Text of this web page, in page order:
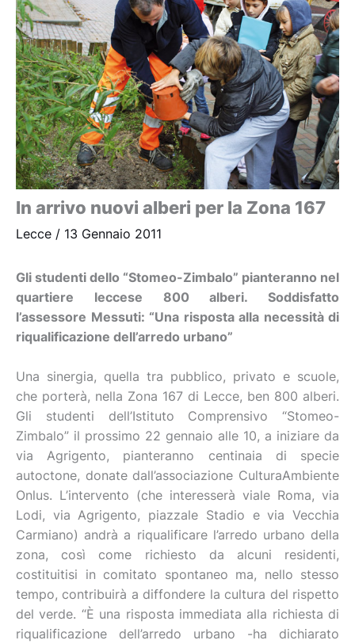
In arrivo nuovi alberi per la Zona 167
Lecce / 13 Gennaio 2011
Gli studenti dello “Stomeo-Zimbalo” pianteranno nel
quartiere leccese 800 alberi. Soddisfatto
l’assessore Messuti: “Una risposta alla necessità di
riqualificazione dell’arredo urbano”
Una sinergia, quella tra pubblico, privato e scuole,
che porterà, nella Zona 167 di Lecce, ben 800 alberi.
Gli studenti dell’Istituto Comprensivo “Stomeo-
Zimbalo” il prossimo 22 gennaio alle 10, a iniziare da
via Agrigento, pianteranno centinaia di specie
autoctone, donate dall’associazione CulturaAmbiente
Onlus. L’intervento (che interesserà viale Roma, via
Lodi, via Agrigento, piazzale Stadio e via Vecchia
Carmiano) andrà a riqualificare l’arredo urbano della
zona, così come richiesto da alcuni residenti,
costituitisi in comitato spontaneo ma, nello stesso
tempo, contribuirà a diffondere la cultura del rispetto
del verde. “È una risposta immediata alla richiesta di
riqualificazione dell’arredo urbano -ha dichiarato